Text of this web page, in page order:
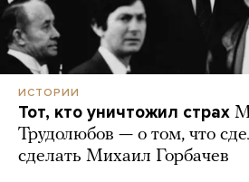
ИСТОРИИ
Тот, кто уничтожил страх
Трудолюбов — о том, что
сделать Михаил Горбачев